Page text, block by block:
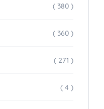
( 380 )
( 360 )
( 271 )
( 4 )